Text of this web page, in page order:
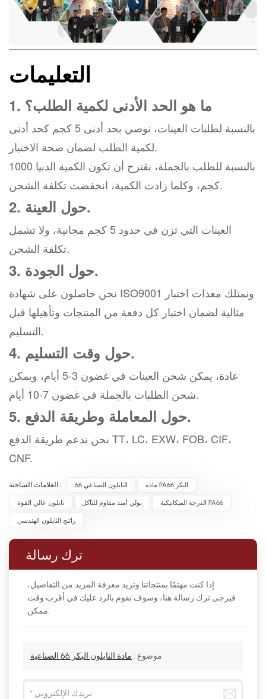
التعليمات
1. ما هو الحد الأدنى لكمية الطلب؟
بالنسبة لطلبات العينات، نوصي بحد أدنى 5 كجم كحد أدنى
لكمية الطلب لضمان صحة الاختبار.
بالنسبة للطلب بالجملة، نقترح أن تكون الكمية الدنيا 1000
كجم، وكلما زادت الكمية، انخفضت تكلفة الشحن.
2. حول العينة.
العينات التي تزن في حدود 5 كجم مجانية، ولا تشمل
تكلفة الشحن.
3. حول الجودة.
نحن حاصلون على شهادة ISO9001 ونمتلك معدات اختبار
مثالية لضمان اختبار كل دفعة من المنتجات وتأهيلها قبل
التسليم.
4. حول وقت التسليم.
عادة، يمكن شحن العينات في غضون 3-5 أيام، ويمكن
شحن الطلبات بالجملة في غضون 7-10 أيام.
5. حول المعاملة وطريقة الدفع.
نحن ندعم طريقة الدفع TT، LC، EXW، FOB، CIF،
CNF.
العلامات الساخنة : النايلون الصناعي 66 مادة PA66 البكر
نايلون عالي القوة بولي أميد مقاوم للتآكل الدرجة الميكانيكية PA66
راتنج النايلون الهندسي
ترك رسالة
إذا كنت مهتمًا بمنتجاتنا وتريد معرفة المزيد من التفاصيل،
فيرجى ترك رسالة هنا، وسوف نقوم بالرد عليك في أقرب وقت
ممكن.
موضوع : مادة النايلون البكر 66 الصناعية